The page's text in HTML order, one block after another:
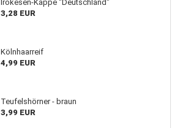
Irokesen-Kappe "Deutschland"
3,28 EUR
Kölnhaarreif
4,99 EUR
Teufelshörner - braun
3,99 EUR